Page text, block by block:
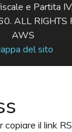
e Partita
ALL RIGHTS
AWS
del sito
copiare il link